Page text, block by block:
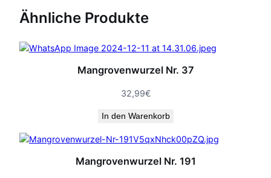
Ähnliche Produkte
Mangrovenwurzel Nr. 37
32,99€
In den Warenkorb
Mangrovenwurzel Nr. 191